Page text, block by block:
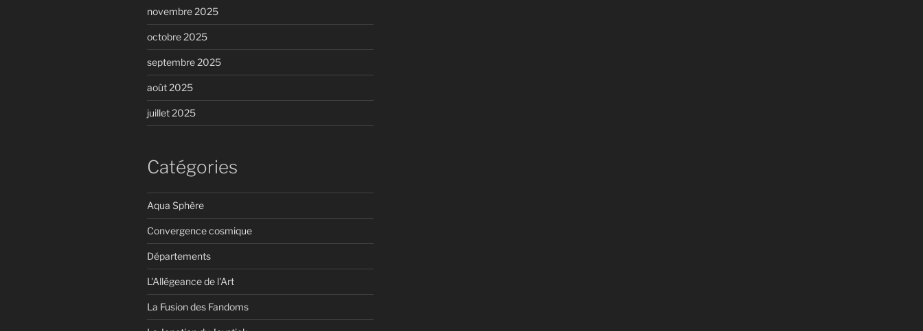
novembre 2025
octobre 2025
septembre 2025
août 2025
juillet 2025
Catégories
Aqua Sphère
Convergence cosmique
Départements
L'Allégeance de l'Art
La Fusion des Fandoms